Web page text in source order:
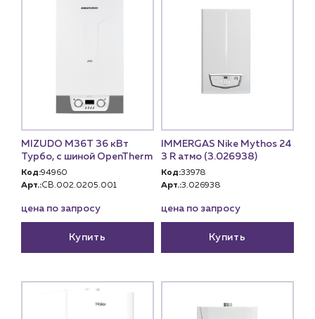
MIZUDO М36Т 36 кВт
Турбо, с шиной OpenTherm
Код:94960
Арт.:CB.002.0205.001
цена по запросу
Купить
IMMERGAS Nike Mythos 24
3 R атмо (3.026938)
Код:33978
Арт.:3.026938
цена по запросу
Купить